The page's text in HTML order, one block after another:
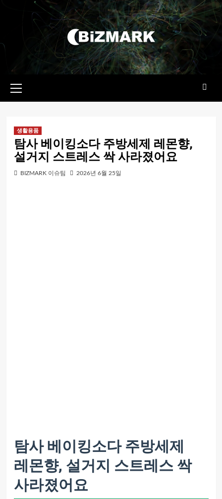
메뉴
생활용품
탐사 베이킹소다 주방세제 레몬향,
설거지 스트레스 싹 사라졌어요
BIZMARK 이슈팀 2026년 6월 25일
탐사 베이킹소다 주방세제
레몬향, 설거지 스트레스 싹
사라졌어요